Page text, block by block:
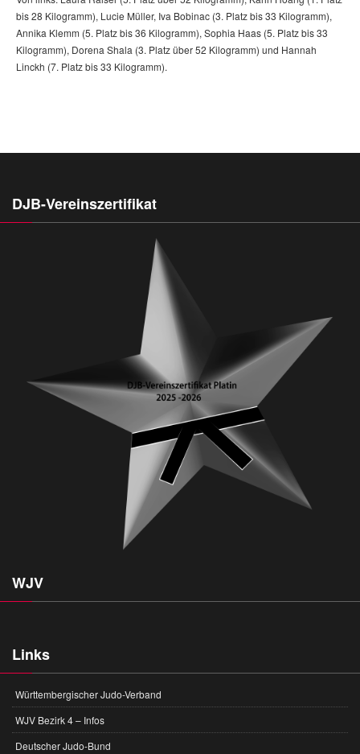
bis 28 Kilogramm), Lucie Müller, Iva Bobinac (3. Platz bis 33 Kilogramm),
Annika Klemm (5. Platz bis 36 Kilogramm), Sophia Haas (5. Platz bis 33
Kilogramm), Dorena Shala (3. Platz über 52 Kilogramm) und Hannah
Linckh (7. Platz bis 33 Kilogramm).
DJB-Vereinszertifikat
WJV
Links
Württembergischer Judo-Verband
WJV Bezirk 4 – Infos
Deutscher Judo-Bund